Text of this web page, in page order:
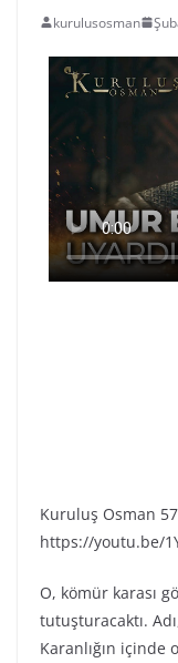
kurulusosman
Kuruluş Osman
https://youtu.be/
O, kömür karası
tutuşturacaktı.
Karanlığın içinde